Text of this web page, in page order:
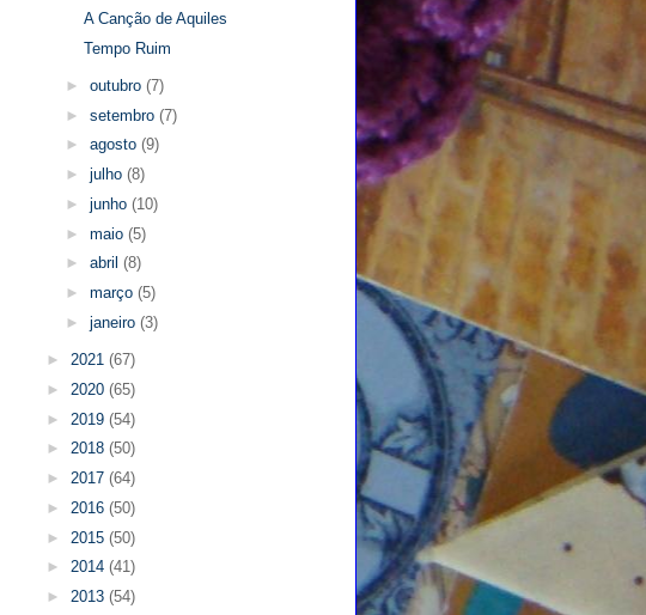
A Canção de Aquiles
Tempo Ruim
► outubro (7)
► setembro (7)
► agosto (9)
► julho (8)
► junho (10)
► maio (5)
► abril (8)
► março (5)
► janeiro (3)
► 2021 (67)
► 2020 (65)
► 2019 (54)
► 2018 (50)
► 2017 (64)
► 2016 (50)
► 2015 (50)
► 2014 (41)
► 2013 (54)